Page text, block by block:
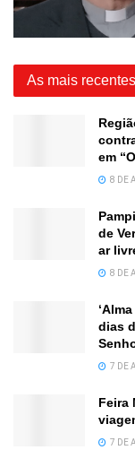
As mais recentes
em
8 DE
de
ar
8 DE
dias
7 DE
Feira
7 DE